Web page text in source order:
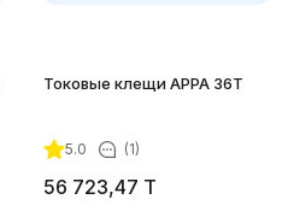
Токовые клещи APPA 36T
5.0 (1)
56 723,47 T